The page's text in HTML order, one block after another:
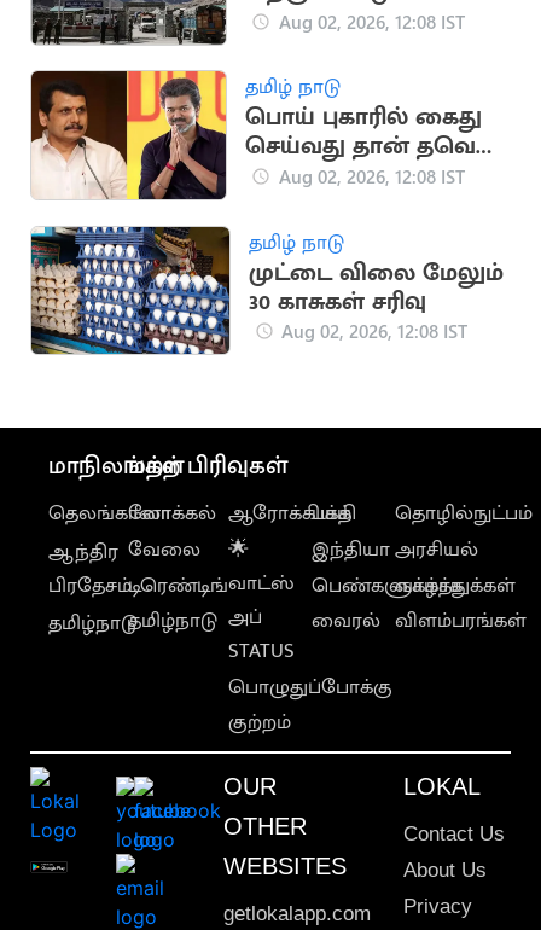
தொடங்கியது
வர்த்தகம்!
Aug 02, 2026, 12:08 IST
தமிழ் நாடு
பொய் புகாரில் கைது
செய்வது தான் தவெக
அரசின் வேலை..
Aug 02, 2026, 12:08 IST
தமிழ் நாடு
முட்டை விலை மேலும்
30 காசுகள் சரிவு
Aug 02, 2026, 12:08 IST
மாநிலங்கள்
தெலங்கானா
ஆந்திர
பிரதேசம்
தமிழ்நாடு
மற்ற பிரிவுகள்
லோக்கல்
வேலை
டிரெண்டிங்
தமிழ்நாடு
ஆரோக்கியம்
🌟
வாட்ஸ்
அப்
STATUS
பொழுதுப்போக்கு
குற்றம்
பக்தி
இந்தியா
பெண்களுக்காக
வைரல்
தொழில்நுட்பம்
அரசியல்
வாழ்த்துக்கள்
விளம்பரங்கள்
OUR
OTHER
WEBSITES
getlokalapp.com
LOKAL
Contact Us
About Us
Privacy